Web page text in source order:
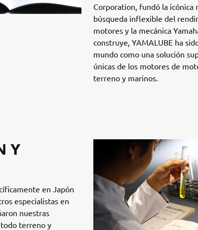
Corporation, fundó la icónica
búsqueda inflexible del
motores y la mecánica
construye, YAMALUBE ha
mundo como una solución
únicas de los motores de
terreno y marinos.
Y
en Japón
especialistas en
nuestras
terreno y